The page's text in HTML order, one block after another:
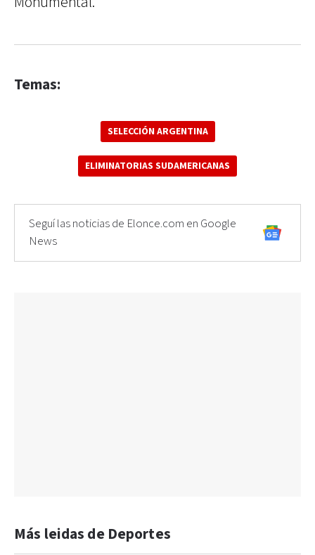
Temas:
SELECCIÓN ARGENTINA
ELIMINATORIAS SUDAMERICANAS
Seguí las noticias de Elonce.com en Google
News
Más leidas de Deportes